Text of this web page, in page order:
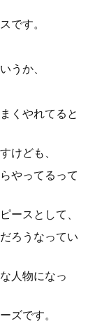
です。
うか、
くやれてると
けども、
やってるって
ースとして、
ろうなってい
人物になっ
ズです。